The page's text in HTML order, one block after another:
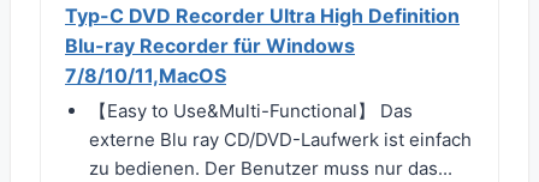
Typ-C DVD Recorder Ultra High Definition
Blu-ray Recorder für Windows
7/8/10/11,MacOS
【Easy to Use&Multi-Functional】 Das
externe Blu ray CD/DVD-Laufwerk ist einfach
zu bedienen. Der Benutzer muss nur das...